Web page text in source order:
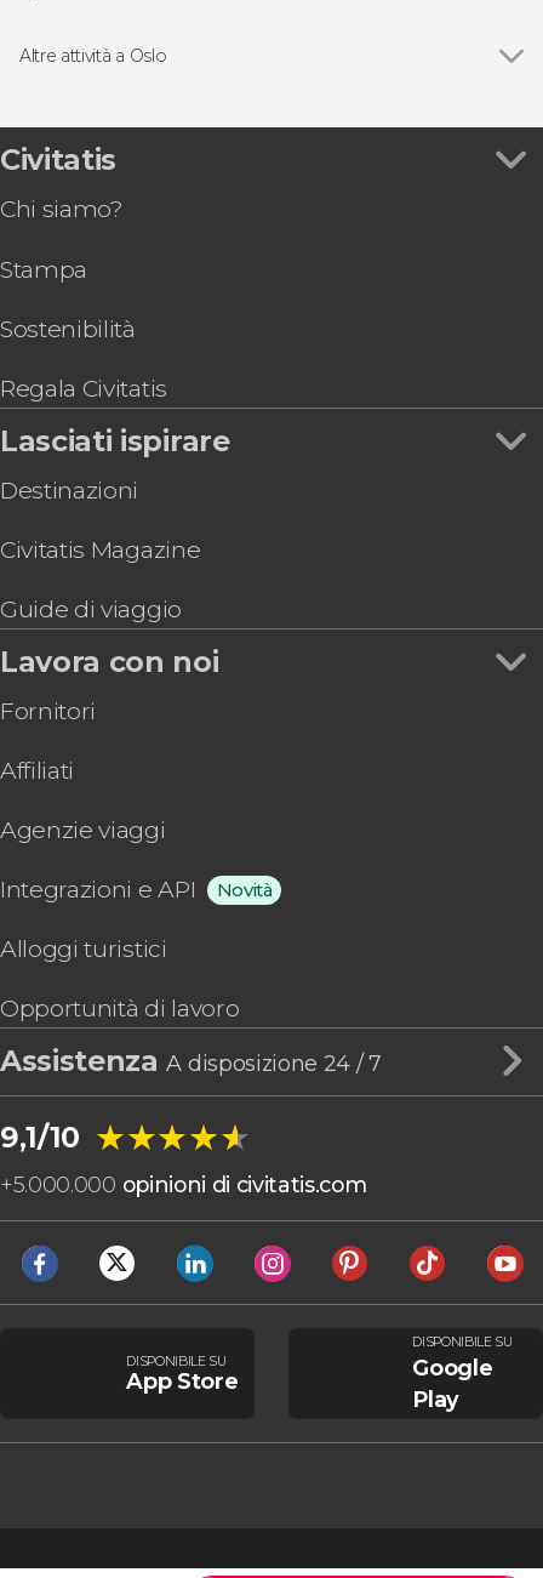
Giri in barca
Altre attività a Oslo
Oslo Pass
Escursione alle isole di Lindøya e Hovedøya
Tour del Parco Vigeland
Tour di Oslo in bicicletta
Civitatis
Chi siamo?
Stampa
Sostenibilità
Regala Civitatis
Lasciati ispirare
Destinazioni
Civitatis Magazine
Guide di viaggio
Lavora con noi
Fornitori
Affiliati
Agenzie viaggi
Integrazioni e API Novità
Alloggi turistici
Opportunità di lavoro
AssistenzaA disposizione 24 / 7
9,1/10 ★★★★★
★★★★★
+5.000.000 opinioni di civitatis.com
DISPONIBILE SU
App Store
DISPONIBILE SU
Google
Play